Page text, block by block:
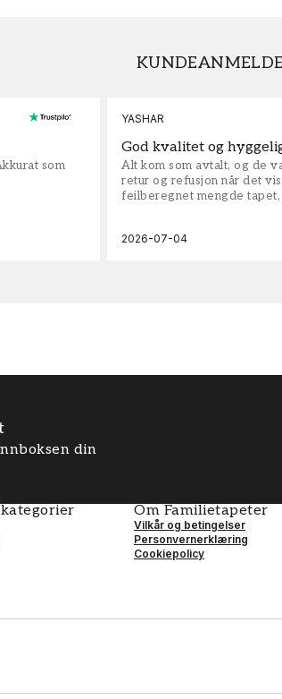
som
YASHAR
God kvalitet og
Alt kom som avtalt, og de
retur og refusjon når det
feilberegnet mengde
2026-07-04
din
Om Familietapeter
Vilkår og betingelser
Personvernerklæring
Cookiepolicy